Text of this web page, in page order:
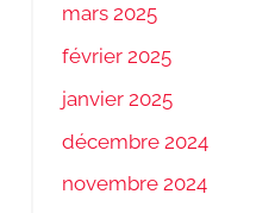
mars 2025
février 2025
janvier 2025
décembre 2024
novembre 2024